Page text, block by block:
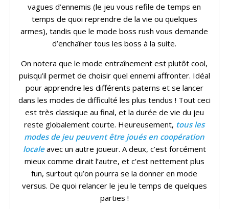
vagues d’ennemis (le jeu vous refile de temps en
temps de quoi reprendre de la vie ou quelques
armes), tandis que le mode boss rush vous demande
d’enchaîner tous les boss à la suite.
On notera que le mode entraînement est plutôt cool,
puisqu’il permet de choisir quel ennemi affronter. Idéal
pour apprendre les différents paterns et se lancer
dans les modes de difficulté les plus tendus ! Tout ceci
est très classique au final, et la durée de vie du jeu
reste globalement courte. Heureusement, tous les
modes de jeu peuvent être joués en coopération
localeavec un autre joueur. A deux, c’est forcément
mieux comme dirait l’autre, et c’est nettement plus
fun, surtout qu’on pourra se la donner en mode
versus. De quoi relancer le jeu le temps de quelques
parties !